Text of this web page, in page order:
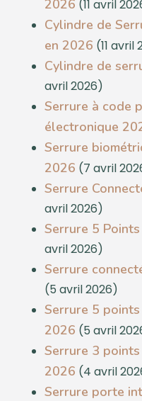
2026 (11 avril
Cylindre de
en 2026 (11 avril
Cylindre de
avril 2026)
Serrure à code
électronique
Serrure
2026 (7 avril
Serrure
avril 2026)
Serrure 5
avril 2026)
Serrure
(5 avril 2026)
Serrure 5
2026 (5 avril
Serrure 3
2026 (4 avril
Serrure porte